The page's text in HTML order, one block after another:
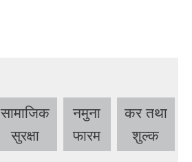
सामाजिक
सुरक्षा
नमुना
फारम
कर तथा
शुल्क